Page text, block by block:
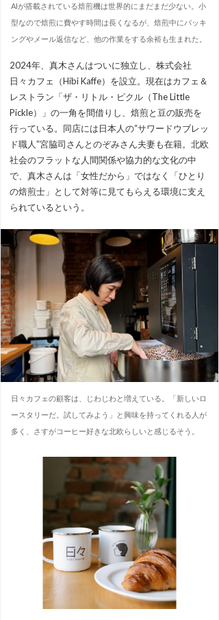
AIが搭載されている焙煎機は世界的にまだまだ少ない。小
型なので焙煎に費やす時間は長くなるが、焙煎中にパッキ
ングやメール返信など、他の作業をする余裕も生まれた。
2024年、真木さんはついに独立し、株式会社
日々カフェ（Hibi Kaffe）を設立。現在はカフェ＆
レストラン「ザ・リトル・ピクル（The Little
Pickle）」の一角を間借りし、焙煎と豆の販売を
行っている。同店には日本人の“サワードウブレッ
ド職人”宮脇司さんとのぞみさん夫妻も在籍。北欧
社会のフラットな人間関係や協力的な文化の中
で、真木さんは「女性だから」ではなく「ひとり
の焙煎士」として対等に見てもらえる環境に支え
られているという。
日々カフェの顧客は、じわじわと増えている。「新しいロ
ースタリーだ。試してみよう」と興味を持ってくれる人が
多く、さすがコーヒー好きな北欧らしいと感じるそう。